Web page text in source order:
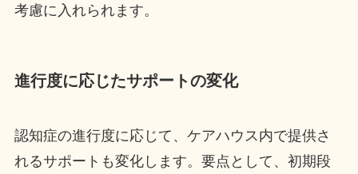
考慮に入れられます。
進行度に応じたサポートの変化
認知症の進行度に応じて、ケアハウス内で提供さ
れるサポートも変化します。要点として、初期段